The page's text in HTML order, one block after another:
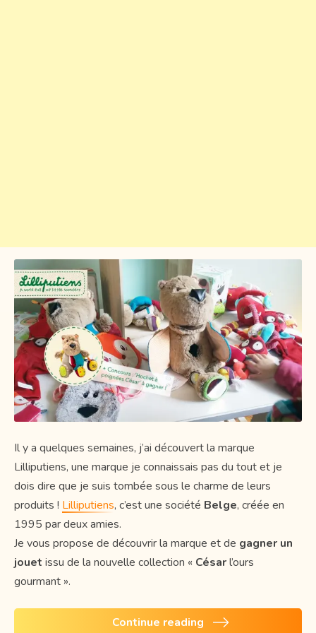
Il y a quelques semaines, j’ai découvert la marque
Lilliputiens, une marque je connaissais pas du tout et je
dois dire que je suis tombée sous le charme de leurs
produits ! Lilliputiens, c’est une société Belge, créée en
1995 par deux amies.
Je vous propose de découvrir la marque et de gagner un
jouet issu de la nouvelle collection « Césarl’ours
gourmant ».
Continue reading